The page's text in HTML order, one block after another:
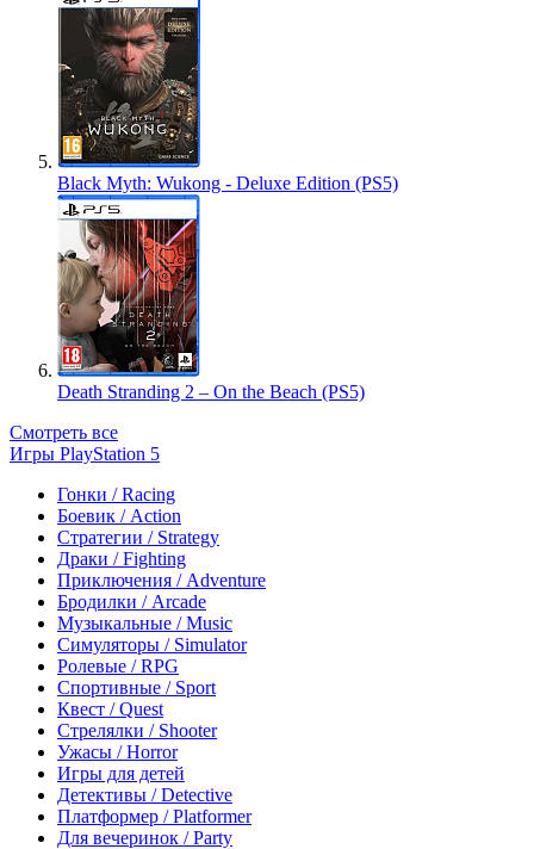
Black Myth: Wukong - Deluxe Edition (PS5)
Death Stranding 2 – On the Beach (PS5)
Смотреть все
Игры PlayStation 5
Гонки / Racing
Боевик / Action
Стратегии / Strategy
Драки / Fighting
Приключения / Adventure
Бродилки / Arcade
Музыкальные / Music
Симуляторы / Simulator
Ролевые / RPG
Спортивные / Sport
Квест / Quest
Стрелялки / Shooter
Ужасы / Horror
Игры для детей
Детективы / Detective
Платформер / Platformer
Для вечеринок / Party